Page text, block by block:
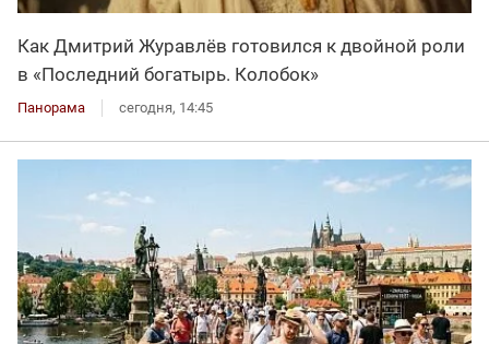
Как Дмитрий Журавлёв готовился к двойной роли
в «Последний богатырь. Колобок»
Панорама сегодня, 14:45